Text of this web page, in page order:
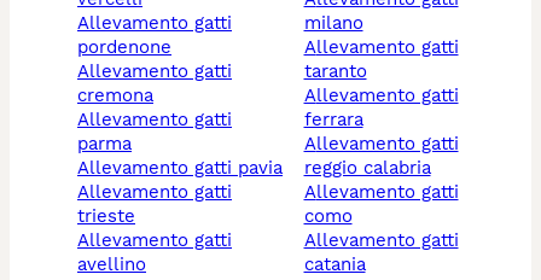
allevamento gatti
pordenone
allevamento gatti
cremona
allevamento gatti
parma
allevamento gatti pavia
allevamento gatti
trieste
allevamento gatti
avellino
milano
allevamento gatti
taranto
allevamento gatti
ferrara
allevamento gatti
reggio calabria
allevamento gatti
como
allevamento gatti
catania